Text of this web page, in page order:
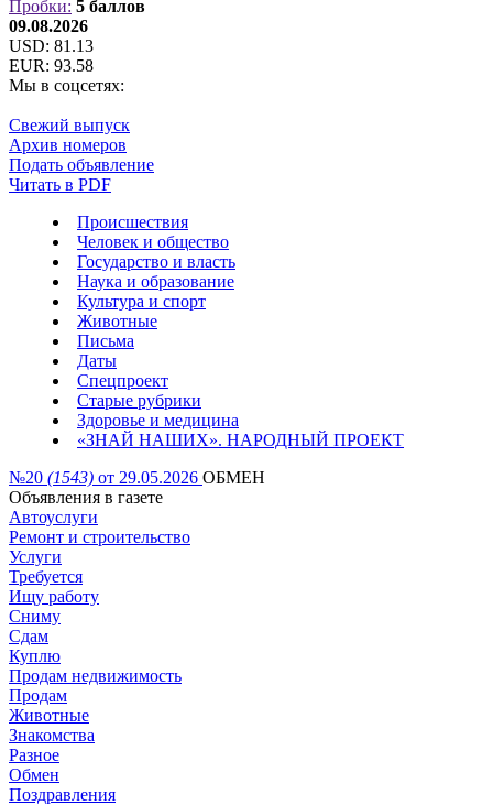
Пробки: 5 баллов
09.08.2026
USD: 81.13
EUR: 93.58
Мы в соцсетях:
Свежий выпуск
Архив номеров
Подать объявление
Читать в PDF
Происшествия
Человек и общество
Государство и власть
Наука и образование
Культура и спорт
Животные
Письма
Даты
Спецпроект
Старые рубрики
Здоровье и медицина
«ЗНАЙ НАШИХ». НАРОДНЫЙ ПРОЕКТ
№20 (1543) от 29.05.2026 ОБМЕН
Объявления в газете
Автоуслуги
Ремонт и строительство
Услуги
Требуется
Ищу работу
Сниму
Сдам
Куплю
Продам недвижимость
Продам
Животные
Знакомства
Разное
Обмен
Поздравления